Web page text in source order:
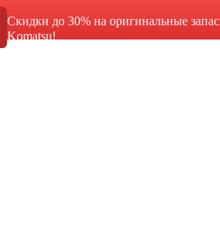
Скидки до 30% на оригинальные
Komatsu!